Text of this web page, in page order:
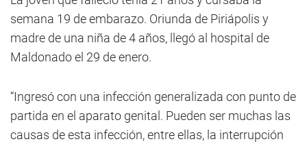
semana 19 de embarazo. Oriunda de Piriápolis y
madre de una niña de 4 años, llegó al hospital de
Maldonado el 29 de enero.
“Ingresó con una infección generalizada con punto de
partida en el aparato genital. Pueden ser muchas las
causas de esta infección, entre ellas, la interrupción